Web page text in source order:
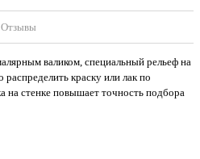
Отзывы
валиком, специальный рельеф на
распределить краску или лак по
на стенке повышает точность подбора